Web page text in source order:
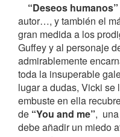
“Deseos humanos”
autor…, y también el
gran medida a los
Guffey y al personaje
admirablemente
toda la insuperable
lugar a dudas, Vicki se
embuste en ella
de “You and me”,
debe añadir un miedo